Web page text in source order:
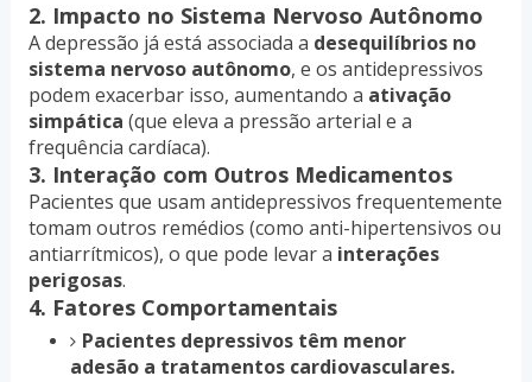
2. Impacto no Sistema Nervoso Autônomo
A depressão já está associada a desequilíbrios no
sistema nervoso autônomo, e os antidepressivos
podem exacerbar isso, aumentando a ativação
simpática (que eleva a pressão arterial e a
frequência cardíaca).
3. Interação com Outros Medicamentos
Pacientes que usam antidepressivos frequentemente
tomam outros remédios (como anti-hipertensivos ou
antiarrítmicos), o que pode levar a interações
perigosas.
4. Fatores Comportamentais
Pacientes depressivos têm menor
adesão a tratamentos cardiovasculares.